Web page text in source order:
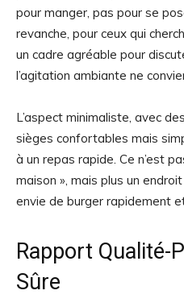
pour manger, pas pour se
revanche, pour ceux qui
un cadre agréable pour
l’agitation ambiante ne
L’aspect minimaliste, avec
sièges confortables mais
à un repas rapide. Ce n’est
maison », mais plus un
envie de burger rapidement
Rapport Qualité-
Sûre